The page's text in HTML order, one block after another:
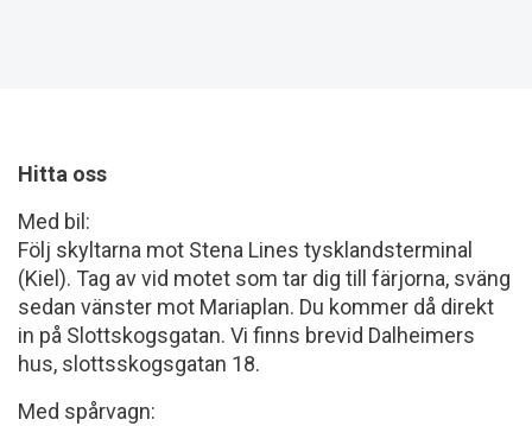
Hitta oss
Med bil:
Följ skyltarna mot Stena Lines tysklandsterminal
(Kiel). Tag av vid motet som tar dig till färjorna, sväng
sedan vänster mot Mariaplan. Du kommer då direkt
in på Slottskogsgatan. Vi finns brevid Dalheimers
hus, slottsskogsgatan 18.
Med spårvagn: